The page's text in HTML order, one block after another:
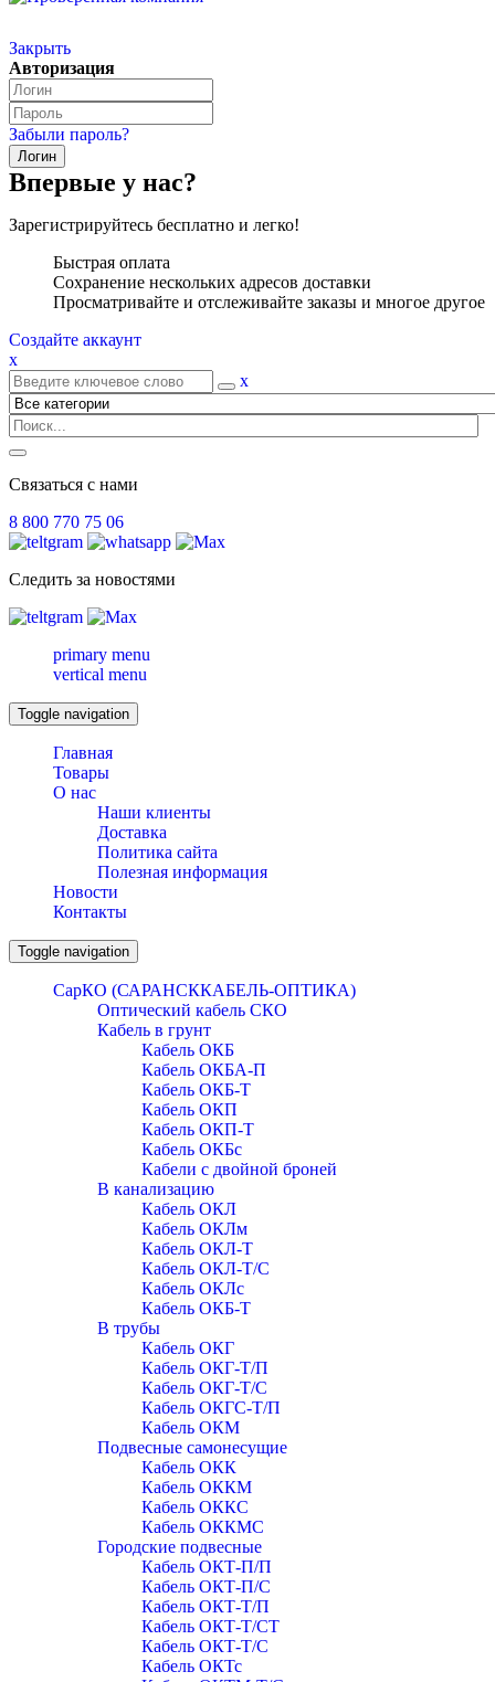
Закрыть
Авторизация
Забыли пароль?
Впервые у нас?
Зарегистрируйтесь бесплатно и легко!
Быстрая оплата
Сохранение нескольких адресов доставки
Просматривайте и отслеживайте заказы и многое другое
Создайте аккаунт
x
x
Связаться с нами
8 800 770 75 06
Следить за новостями
primary menu
vertical menu
Toggle navigation
Главная
Товары
О нас
Наши клиенты
Доставка
Политика сайта
Полезная информация
Новости
Контакты
Toggle navigation
СарКО (САРАНСККАБЕЛЬ-ОПТИКА)
Оптический кабель СКО
Кабель в грунт
Кабель ОКБ
Кабель ОКБА-П
Кабель ОКБ-Т
Кабель ОКП
Кабель ОКП-Т
Кабель ОКБc
Кабели с двойной броней
В канализацию
Кабель ОКЛ
Кабель ОКЛм
Кабель ОКЛ-Т
Кабель ОКЛ-Т/С
Кабель ОКЛc
Кабель ОКБ-Т
В трубы
Кабель ОКГ
Кабель ОКГ-Т/П
Кабель ОКГ-Т/С
Кабель ОКГС-Т/П
Кабель ОКМ
Подвесные самонесущие
Кабель ОКК
Кабель ОККМ
Кабель ОККС
Кабель ОККМС
Городские подвесные
Кабель ОКТ-П/П
Кабель ОКТ-П/С
Кабель ОКТ-Т/П
Кабель ОКТ-Т/СТ
Кабель ОКТ-Т/С
Кабель ОКТс